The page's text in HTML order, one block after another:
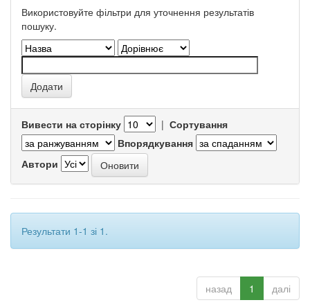
Використовуйте фільтри для уточнення результатів
пошуку.
Вивести на сторінку | Сортування
Впорядкування
Автори
Результати 1-1 зі 1.
назад 1 далі